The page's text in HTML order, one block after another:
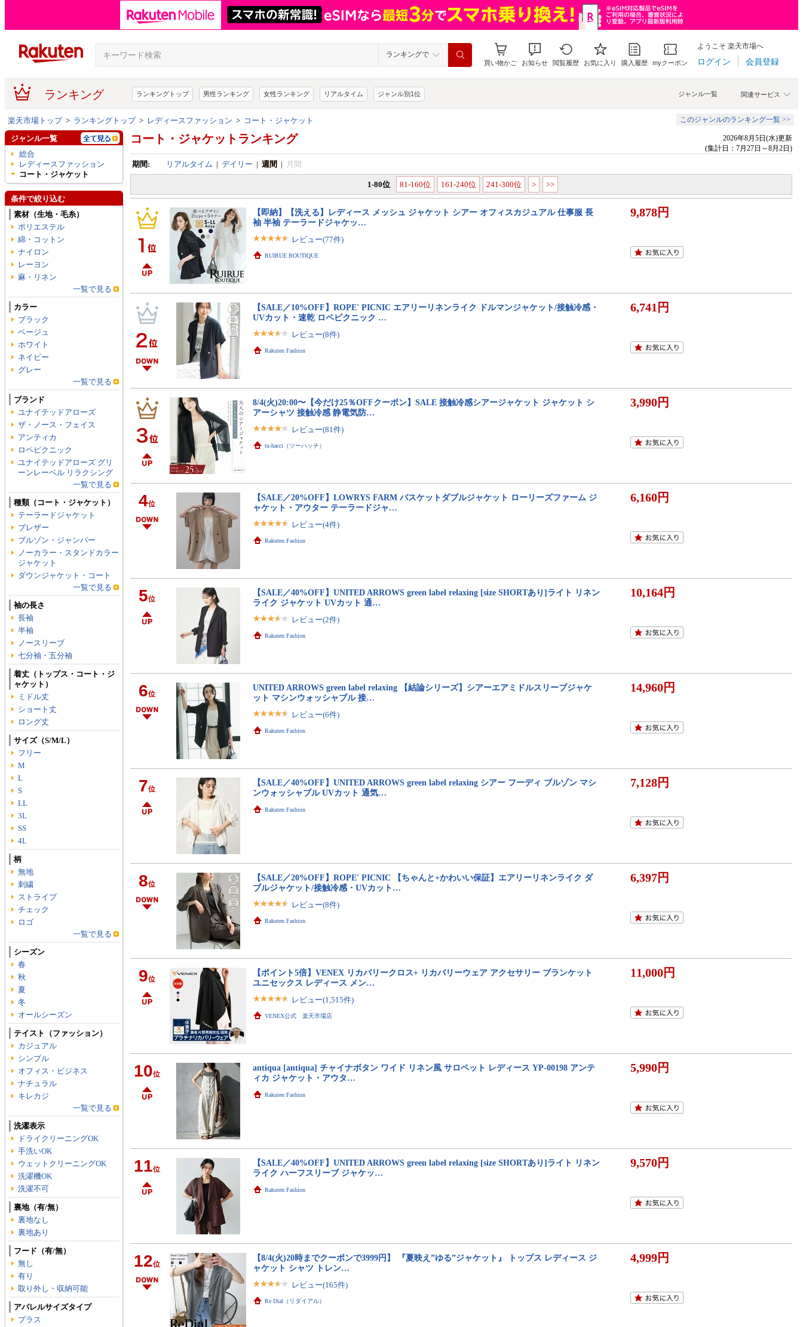
ランキングで
買い物かご お知らせ 閲覧履歴 お気に入り 購入履歴 myクーポン
ようこそ 楽天市場へ
ログイン 会員登録
ランキング 関連サービス
ジャンル一覧
ランキングトップ 男性ランキング 女性ランキング リアルタイム ジャンル別1位
楽天市場トップ> ランキングトップ> レディースファッション > コート・ジャケット このジャンルのランキング一覧 >>
コート・ジャケットランキング
2026年8月5日(水)更新
(集計日：7月27日～8月2日)
期間: リアルタイム | デイリー | 週間 | 月間
1-80位 81-160位 161-240位 241-300位 > >>
【即納】【洗える】レディース メッシュ ジャケット シアー オフィスカジュアル 仕事服 長
袖 半袖 テーラードジャケッ…
レビュー(77件)
RUIRUE BOUTIQUE
9,878円
【SALE／10%OFF】ROPE' PICNIC エアリーリネンライク ドルマンジャケット/接触冷感・
UVカット・速乾 ロペピクニック …
レビュー(8件)
Rakuten Fashion
6,741円
8/4(火)20:00〜【今だけ25％OFFクーポン】SALE 接触冷感シアージャケット ジャケット シ
アーシャツ 接触冷感 静電気防…
レビュー(81件)
tu-hacci（ツーハッチ）
3,990円
4位
【SALE／20%OFF】LOWRYS FARM バスケットダブルジャケット ローリーズファーム ジ
ャケット・アウター テーラードジャ…
レビュー(4件)
Rakuten Fashion
6,160円
5位
【SALE／40%OFF】UNITED ARROWS green label relaxing [size SHORTあり]ライト リネン
ライク ジャケット UVカット 通…
レビュー(2件)
Rakuten Fashion
10,164円
6位
UNITED ARROWS green label relaxing 【結論シリーズ】シアーエアミドルスリーブジャケ
ット マシンウォッシャブル 接…
レビュー(6件)
Rakuten Fashion
14,960円
7位
【SALE／40%OFF】UNITED ARROWS green label relaxing シアー フーディ ブルゾン マシ
ンウォッシャブル UVカット 通気…
Rakuten Fashion
7,128円
8位
【SALE／20%OFF】ROPE' PICNIC 【ちゃんと+かわいい保証】エアリーリネンライク ダ
ブルジャケット/接触冷感・UVカット…
レビュー(8件)
Rakuten Fashion
6,397円
9位
【ポイント5倍】VENEX リカバリークロス+ リカバリーウェア アクセサリー ブランケット
ユニセックス レディース メン…
レビュー(1,515件)
VENEX公式 楽天市場店
11,000円
10位
antiqua [antiqua] チャイナボタン ワイド リネン風 サロペット レディース YP-00198 アンテ
ィカ ジャケット・アウタ…
Rakuten Fashion
5,990円
11位
【SALE／40%OFF】UNITED ARROWS green label relaxing [size SHORTあり]ライト リネン
ライク ハーフスリーブ ジャケッ…
Rakuten Fashion
9,570円
12位
【8/4(火)20時までクーポンで3999円】 『夏映え”ゆる”ジャケット』 トップス レディース ジ
ャケット シャツ トレン…
レビュー(165件)
Re Dial（リダイアル）
4,999円
ジャンル一覧
総合
レディースファッション
コート・ジャケット
条件で絞り込む
素材（生地・毛糸）
ポリエステル
綿・コットン
ナイロン
レーヨン
麻・リネン
一覧で見る
カラー
ブラック
ベージュ
ホワイト
ネイビー
グレー
一覧で見る
ブランド
ユナイテッドアローズ
ザ・ノース・フェイス
アンティカ
ロペピクニック
ユナイテッドアローズ グリ
ーンレーベル リラクシング
一覧で見る
種類（コート・ジャケット）
テーラードジャケット
ブレザー
ブルゾン・ジャンパー
ノーカラー・スタンドカラー
ジャケット
ダウンジャケット・コート
一覧で見る
袖の長さ
長袖
半袖
ノースリーブ
七分袖・五分袖
着丈（トップス・コート・ジ
ャケット）
ミドル丈
ショート丈
ロング丈
サイズ（S/M/L）
フリー
M
L
S
LL
3L
SS
4L
柄
無地
刺繍
ストライプ
チェック
ロゴ
一覧で見る
シーズン
春
秋
夏
冬
オールシーズン
テイスト（ファッション）
カジュアル
シンプル
オフィス・ビジネス
ナチュラル
キレカジ
一覧で見る
洗濯表示
ドライクリーニングOK
手洗いOK
ウェットクリーニングOK
洗濯機OK
洗濯不可
裏地（有/無）
裏地なし
裏地あり
フード（有/無）
無し
有り
取り外し・収納可能
アパレルサイズタイプ
プラス